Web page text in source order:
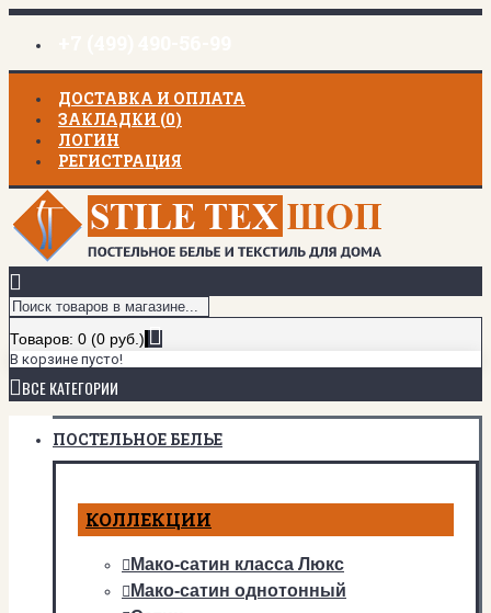
ДОСТАВКА И ОПЛАТА
ЗАКЛАДКИ (0)
ЛОГИН
РЕГИСТРАЦИЯ
Товаров: 0 (0 руб.)
В корзине пусто!
ВСЕ КАТЕГОРИИ
ПОСТЕЛЬНОЕ БЕЛЬЕ
КОЛЛЕКЦИИ
Мако-сатин класса Люкс
Мако-сатин однотонный